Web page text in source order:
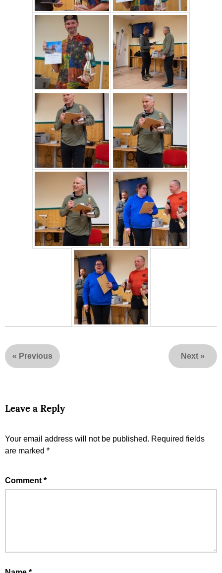
« Previous Next »
Leave a Reply
Your email address will not be published. Required fields
are marked *
Comment *